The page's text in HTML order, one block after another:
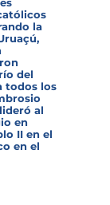
la
del
todos los
al
en
II en el
en el